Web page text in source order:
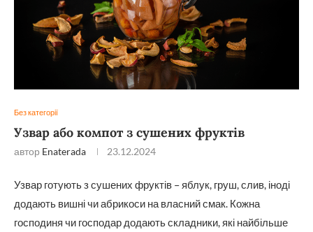
Без категорії
Узвар або компот з сушених фруктів
автор Enaterada 23.12.2024
Узвар готують з сушених фруктів – яблук, груш, слив, іноді
додають вишні чи абрикоси на власний смак. Кожна
господиня чи господар додають складники, які найбільше